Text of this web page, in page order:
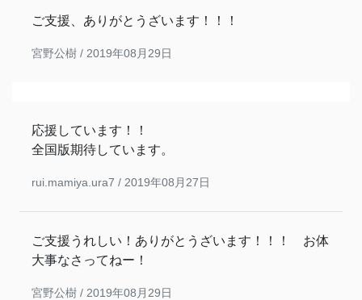
ご支援、ありがとうざいます！！！
宮野公樹 / 2019年08月29日
応援しています！！
全国版期待しています。
rui.mamiya.ura7 / 2019年08月27日
ご支援うれしい！ありがとうざいます！！！ お体
大事なさってねー！
宮野公樹 / 2019年08月29日